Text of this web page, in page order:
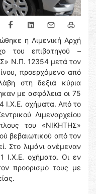
η Λιμενική Αρχή
του επιβατηγού –
Ν.Π. 12354 μετά τον
προερχόμενο από
στη δεξιά κύρια
με ασφάλεια οι 75
Ι.Χ.Ε. οχήματα. Από το
Λιμεναρχείου
του «ΝΙΚΗΤΗΣ»
βεβαιωτικού από τον
Στο λιμάνι ανέμεναν
Ι.Χ.Ε. οχήματα. Οι εν
προορισμό τους με